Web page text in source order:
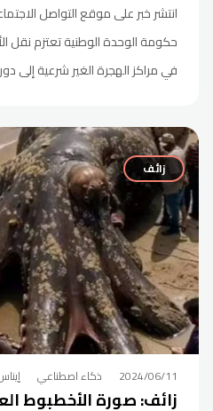
انتشر خبر على موقع التواصل
حكومة الوحدة الوطنية تعتزم نقل
في مراكز الهجرة الغير شرعية إلى دور
زائف
2024/06/11 ذكاء اصطناعي
زائف: صورة الأخطبوط